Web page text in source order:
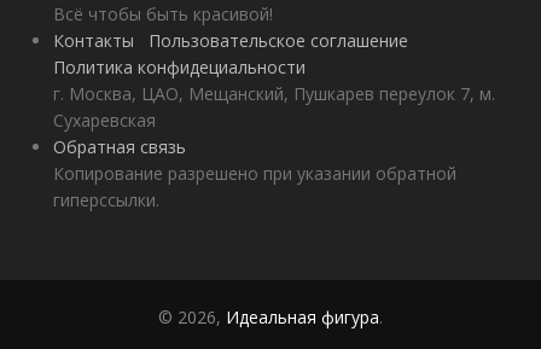
Всё чтобы быть красивой!
Контакты
Пользовательское соглашение
Политика конфидециальности
г. Москва, ЦАО, Мещанский, Пушкарев переулок 7, м.
Сухаревская
Обратная связь
Копирование разрешено при указании обратной
гиперссылки.
© 2026, Идеальная фигура.